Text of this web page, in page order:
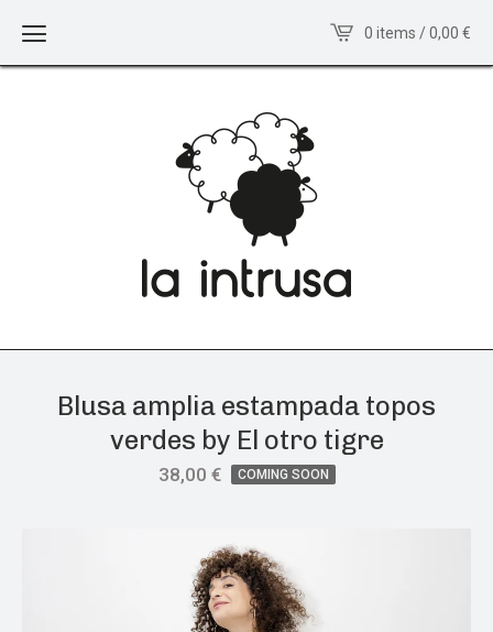
0 items / 0,00 €
Blusa amplia estampada topos
verdes by El otro tigre
38,00 € COMING SOON